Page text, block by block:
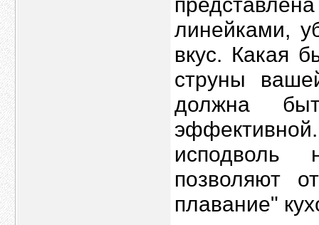
линейками,
вкус. Какая
струны
должна
исподволь
позволяют
плавание"